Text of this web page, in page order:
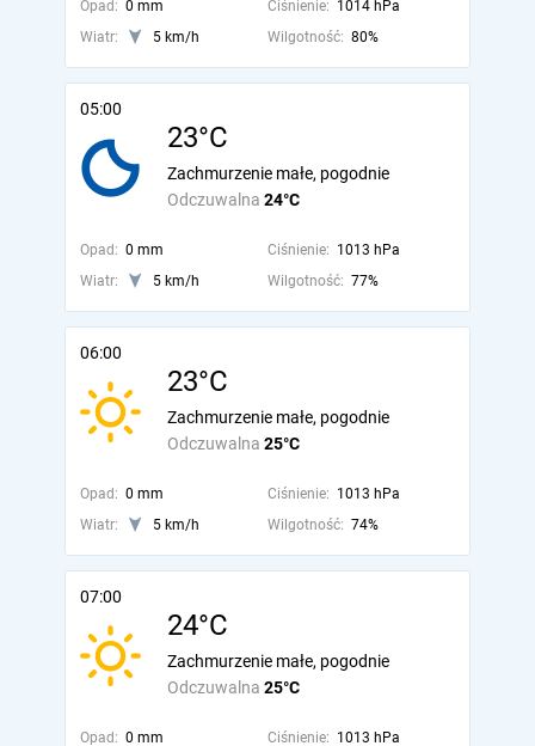
Opad: 0 mm Ciśnienie: 1014 hPa
Wiatr:
5 km/h Wilgotność: 80%
05:00
23°C
Odczuwalna 24°C
Zachmurzenie małe, pogodnie
Opad: 0 mm Ciśnienie: 1013 hPa
Wiatr:
5 km/h Wilgotność: 77%
06:00
23°C
Odczuwalna 25°C
Zachmurzenie małe, pogodnie
Opad: 0 mm Ciśnienie: 1013 hPa
Wiatr:
5 km/h Wilgotność: 74%
07:00
24°C
Odczuwalna 25°C
Zachmurzenie małe, pogodnie
Opad: 0 mm Ciśnienie: 1013 hPa